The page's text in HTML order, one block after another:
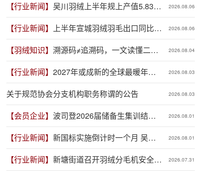
【行业新闻】 吴川羽绒上半年规上产值5.83亿
元，同比增长19.3%
2026.08.06
【行业新闻】 上半年宣城羽绒羽毛出口同比增
长41.9%
2026.08.06
【羽绒知识】 溯源码≠追溯码，一文读懂二者
区别
2026.08.04
【行业新闻】 2027年或成新的全球最暖年
份，对羽绒产业有何影响？
2026.08.03
关于规范协会分支机构职务称谓的公告 2026.08.03
【会员企业】 波司登2026届储备生集训结
营，青春力量赋能品牌新程
2026.08.01
【行业新闻】 新国标实施倒计时一个月 吴川
羽绒企业集体“抢跑”新规
2026.08.01
【行业新闻】 新塘街道召开羽绒分毛机安全生
产专项整治推进会
2026.07.31